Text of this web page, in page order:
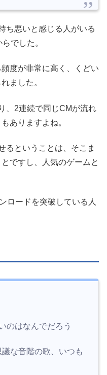
ち悪いと感じる人がいる
でした。
度が非常に高く、くどい
ました。
、2連続で同じCMが流れ
ありますよね。
るということは、そこま
ですし、人気のゲームと
ロードを突破している人
のはなんでだろう
な音階の歌、いつも